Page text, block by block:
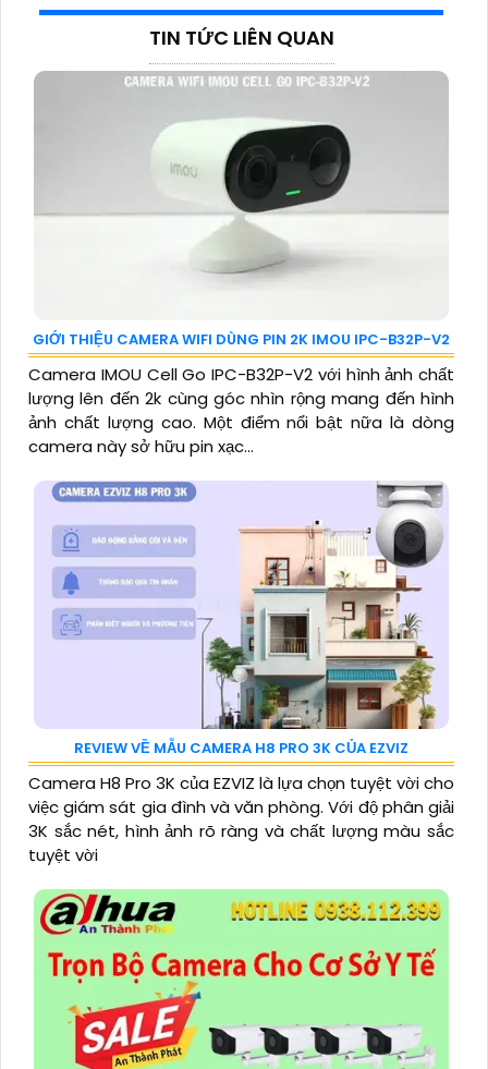
TIN TỨC LIÊN QUAN
GIỚI THIỆU CAMERA WIFI DÙNG PIN 2K IMOU IPC-B32P-V2
Camera IMOU Cell Go IPC-B32P-V2 với hình ảnh chất
lượng lên đến 2k cùng góc nhìn rộng mang đến hình
ảnh chất lượng cao. Một điểm nổi bật nữa là dòng
camera này sở hữu pin xạc...
REVIEW VỀ MẪU CAMERA H8 PRO 3K CỦA EZVIZ
Camera H8 Pro 3K của EZVIZ là lựa chọn tuyệt vời cho
việc giám sát gia đình và văn phòng. Với độ phân giải
3K sắc nét, hình ảnh rõ ràng và chất lượng màu sắc
tuyệt vời